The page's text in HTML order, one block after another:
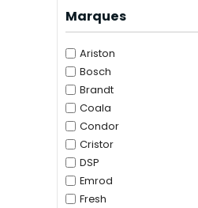
Marques
Ariston
Bosch
Brandt
Coala
Condor
Cristor
DSP
Emrod
Fresh